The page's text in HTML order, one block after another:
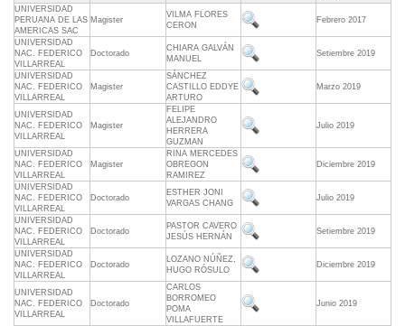
UNIVERSIDAD
PERUANA DE LAS
AMERICAS SAC
Magister
VILMA FLORES
CERON
Febrero 2017
UNIVERSIDAD
NAC. FEDERICO
VILLARREAL
Doctorado
CHIARA GALVÁN
MANUEL
Setiembre 2019
UNIVERSIDAD
NAC. FEDERICO
VILLARREAL
Magister
SÁNCHEZ
CASTILLO EDDYE
ARTURO
Marzo 2019
UNIVERSIDAD
NAC. FEDERICO
VILLARREAL
Magister
FELIPE
ALEJANDRO
HERRERA
GUZMAN
Julio 2019
UNIVERSIDAD
NAC. FEDERICO
VILLARREAL
Magister
RINA MERCEDES
OBREGON
RAMIREZ
Diciembre 2019
UNIVERSIDAD
NAC. FEDERICO
VILLARREAL
Doctorado
ESTHER JONI
VARGAS CHANG
Julio 2019
UNIVERSIDAD
NAC. FEDERICO
VILLARREAL
Doctorado
PASTOR CAVERO
JESÚS HERNÁN
Setiembre 2019
UNIVERSIDAD
NAC. FEDERICO
VILLARREAL
Doctorado
LOZANO NÚÑEZ,
HUGO RÓSULO
Diciembre 2019
UNIVERSIDAD
NAC. FEDERICO
VILLARREAL
Doctorado
CARLOS
BORROMEO
POMA
VILLAFUERTE
Junio 2019